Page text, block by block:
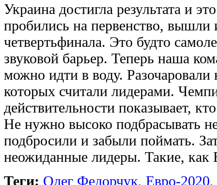
Украина достигла результата и
пробились на первенство,
четвертьфинала. Это будто
звуковой барьер. Теперь наша
можно идти в воду.
которых считали лидерами.
действительности показывает,
Не нужно высоко подбрасывать
подбросили и забыли поймать.
неожиданные лидеры. Такие, как
Теги: Олег Федорчук, Евро-2020,